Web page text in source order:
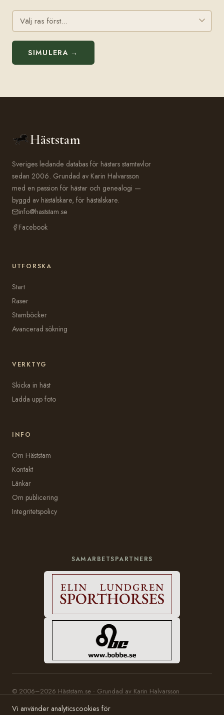
SIMULERA →
Häststam
Sveriges ledande databas för hästars stamtavlor
sedan 2006. Grundad av Karin Halvarsson
med en passion för hästar och genealogi —
byggd av hästälskare, för hästälskare.
info@haststam.se
Facebook
UTFORSKA
Start
Raser
Stamböcker
Avancerad sökning
VERKTYG
Skicka in häst
Ladda upp foto
INFO
Om Häststam
Kontakt
Länkar
Om publicering
Integritetspolicy
SAMARBETSPARTNERS
© 2006–2026 Häststam.se · Grundad av Karin Halvarsson
Vi använder analyticscookies för